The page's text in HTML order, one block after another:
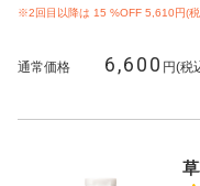
※2回目以降は 15 %OFF 5,610円(
通常価格 6,600 円(税